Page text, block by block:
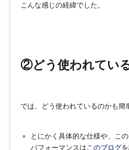
こんな感じの経緯でした。
②どう使われてい
では、どう使われているのかも簡
とにかく具体的な仕様や、こ
パフォーマンスはこのブログ